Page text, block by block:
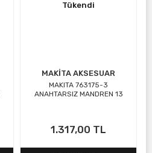
Tükendi
MAKİTA AKSESUAR
MAKITA 763175-3
ANAHTARSIZ MANDREN 13
1.317,00 TL